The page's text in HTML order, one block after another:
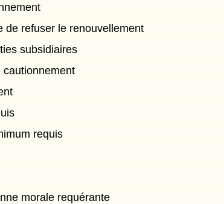
de refuser le renouvellement
subsidiaires
cautionnement
requis
morale requérante